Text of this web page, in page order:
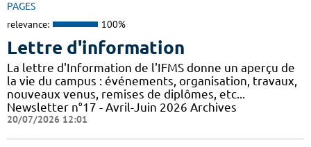
PAGES
relevance: 100%
Lettre d'information
La lettre d'Information de l'IFMS donne un aperçu de
la vie du campus : événements, organisation, travaux,
nouveaux venus, remises de diplômes, etc...
Newsletter n°17 - Avril-Juin 2026 Archives
20/07/2026 12:01